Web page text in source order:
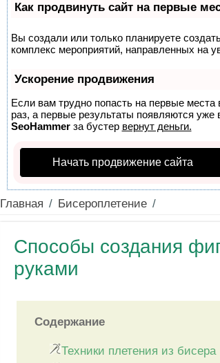
Как продвинуть сайт на первые
Вы создали или только планируете
комплекс мероприятий, направленных на
Ускорение продвижения
Если вам трудно попасть на первые места
раз, а первые результаты появляются уже
SeoHammerза бустер вернут деньги.
Начать продвижение сайта
Главная / Бисероплетение /
Способы создания
руками
Содержание
Техники плетения из бисера